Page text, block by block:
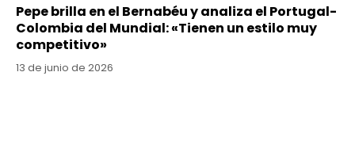
Pepe brilla en el Bernabéu y analiza el Portugal-
Colombia del Mundial: «Tienen un estilo muy
competitivo»
13 de junio de 2026